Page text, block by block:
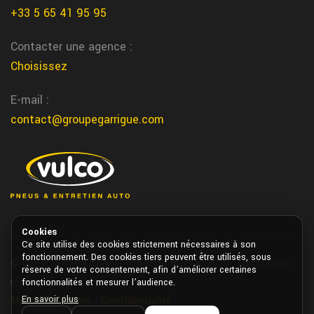
Vic Fezensac garage
Chez Garrigue Vulco notre garage a Vic Fezensac vous propose
reparation, entretien et changement de pneus
Gourdon centre auto
besoins vehicule chez garrigue vulco
changement liquide refroidissement
Nous remplaçons votre liquide de refroidissement pour eviter la
surchauffe moteur, venez le changer dans nos centres Garrigue
partout dans le Sud Ouest
brive reparation automobile
Nous realisons la reparation de votre automobile directement a
brive chez Garrigue Vulco
+33 5 65 41 95 95
Contacter une agence :
Choisissez
E-mail :
contact@groupegarrigue.com
© Copyright GROUPE GARRIGUE VULCO 2026. Tous droits
réservés.
Mentions légales
Cookies
Ce site utilise des cookies strictement nécessaires à son
fonctionnement. Des cookies tiers peuvent être utilisés, sous
réserve de votre consentement, afin d’améliorer certaines
fonctionnalités et mesurer l’audience.
En savoir plus